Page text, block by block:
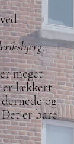
meget
er lækkert
og
er bare